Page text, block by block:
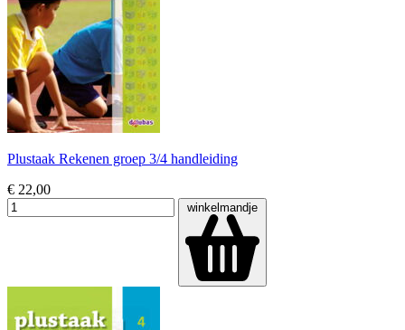
Plustaak Rekenen groep 3/4 handleiding
€ 22,00
winkelmandje